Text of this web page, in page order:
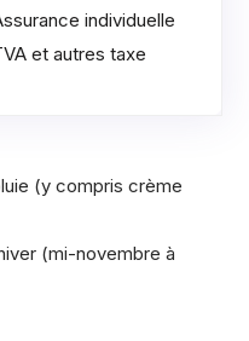
individuelle
et autres taxe
(y compris crème
(mi-novembre à